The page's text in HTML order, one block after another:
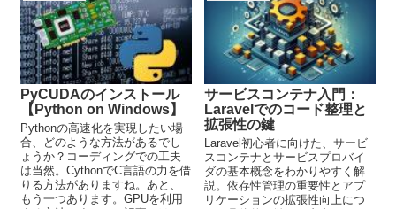
PyCUDAのインストール
【Python on Windows】
Pythonの高速化を実現したい場
合、どのような方法があるでし
ょうか？コーディングでの工夫
は当然。CythonでC言語の力を借
りる方法がありますね。あと、
もう一つあります。GPUを利用
サービスコンテナ入門：
Laravelでのコード整理と
拡張性の鍵
Laravel初心者に向けた、サービ
スコンテナとサービスプロバイ
ダの基本概念をわかりやすく解
説。依存性管理の重要性とアプ
リケーションの拡張性向上につ